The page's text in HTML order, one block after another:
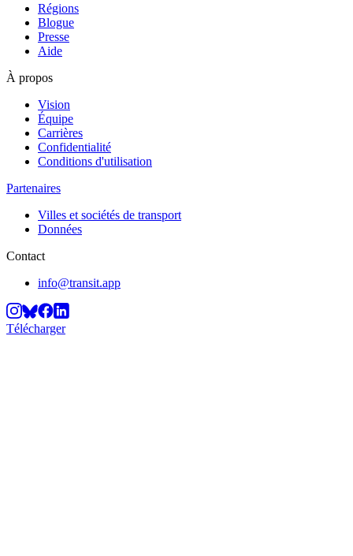
Régions
Blogue
Presse
Aide
À propos
Vision
Équipe
Carrières
Confidentialité
Conditions d'utilisation
Partenaires
Villes et sociétés de transport
Données
Contact
info@transit.app
Télécharger